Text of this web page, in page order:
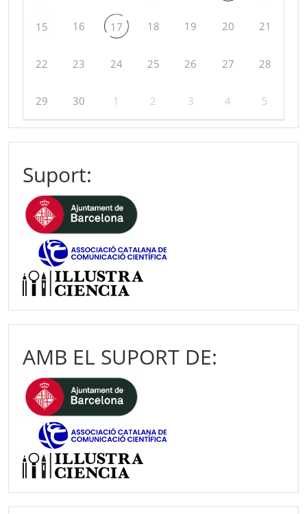
15 16 17 18 19 20 21
22 23 24 25 26 27 28
29 30 1 2 3 4 5
Suport:
AMB EL SUPORT DE: